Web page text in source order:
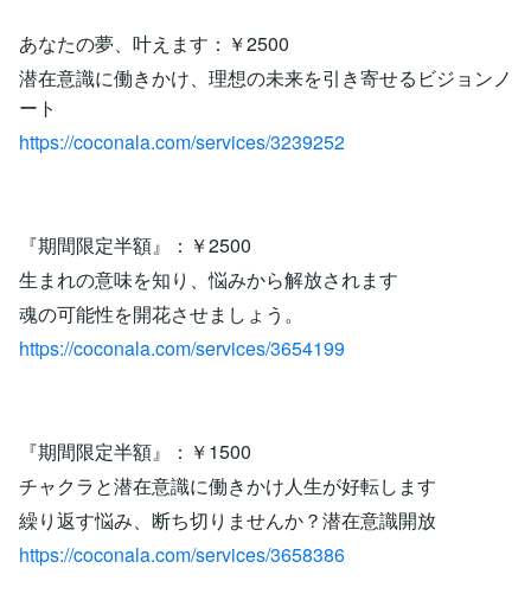
あなたの夢、叶えます：￥2500
潜在意識に働きかけ、理想の未来を引き寄せるビジョンノ
ート
https://coconala.com/services/3239252
『期間限定半額』：￥2500
生まれの意味を知り、悩みから解放されます
魂の可能性を開花させましょう。
https://coconala.com/services/3654199
『期間限定半額』：￥1500
チャクラと潜在意識に働きかけ人生が好転します
繰り返す悩み、断ち切りませんか？潜在意識開放
https://coconala.com/services/3658386